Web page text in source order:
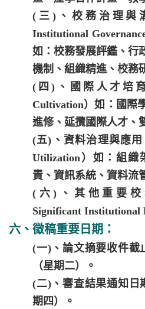
(三)、校務治理與
Institutional
如：校務發展評鑑、行
機制、組織精進、校務
(四)、國際人才培育
Cultivation）如：國際
進修、延攬國際人才、
(五)、資料治理與應用
Utilization）如：組織
責、資訊系統、資料流
(六)、其他重要校
Significant Institutional
六、徵稿重要日期：
(一)、論文摘要收件截
（星期二）。
(二)、審查結果通知日
期四）。